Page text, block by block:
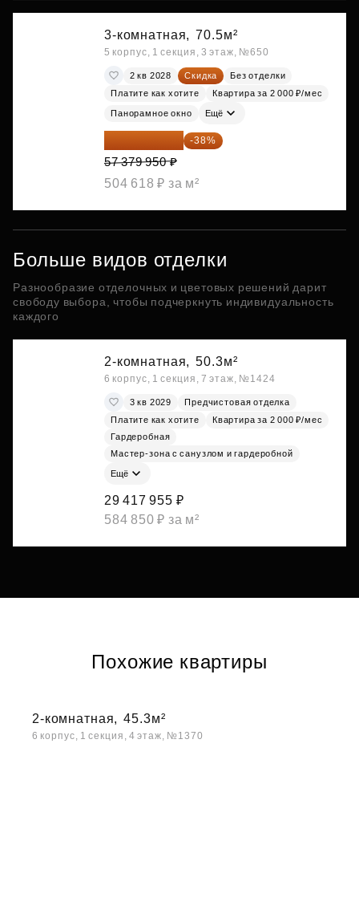
3-комнатная, 70.5м²
5 корпус, 1 секция, 3 этаж, №650
2 кв 2028 Скидка
Без отделки
Платите как хотите
Квартира за 2 000 ₽/мес
Панорамное окно Ещё
35 575 569 ₽ -38%
57 379 950 ₽
504 618 ₽ за м²
Больше видов отделки
Разнообразие отделочных и цветовых решений дарит
свободу выбора, чтобы подчеркнуть индивидуальность
каждого
2-комнатная, 50.3м²
6 корпус, 1 секция, 7 этаж, №1424
3 кв 2029
Предчистовая отделка
Платите как хотите
Квартира за 2 000 ₽/мес
Гардеробная
Мастер-зона с санузлом и гардеробной
Ещё
29 417 955 ₽
584 850 ₽ за м²
Похожие квартиры
2-комнатная, 45.3м²
6 корпус, 1 секция, 4 этаж, №1370